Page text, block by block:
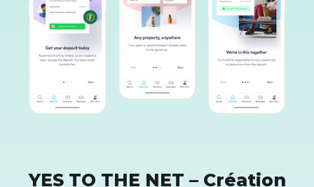
YES TO THE NET – Création